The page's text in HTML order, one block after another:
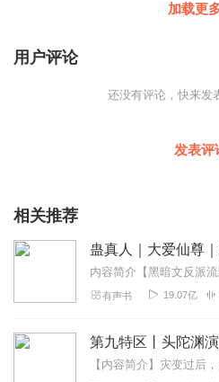
加载更
用户评论
还没有评论，快来发
发表评
相关推荐
有声书 19.07亿